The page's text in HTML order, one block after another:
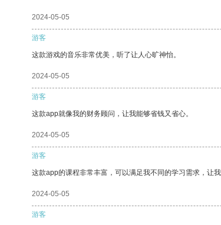
2024-05-05
游客
这款游戏的音乐非常优美，听了让人心旷神怡。
2024-05-05
游客
这款app就像我的财务顾问，让我能够省钱又省心。
2024-05-05
游客
这款app的课程非常丰富，可以满足我不同的学习需求，让
2024-05-05
游客